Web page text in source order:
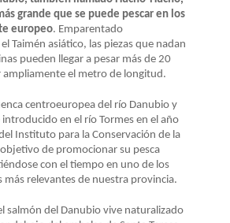
grande que se puede pescar en los
europeo. Emparentado
Taimén asiático, las piezas que nadan
pueden llegar a pesar más de 20
ampliamente el metro de longitud.
centroeuropea del río Danubio y
en el río Tormes en el año
Instituto para la Conservación de la
de promocionar su pesca
con el tiempo en uno de los
más relevantes de nuestra provincia.
salmón del Danubio vive naturalizado